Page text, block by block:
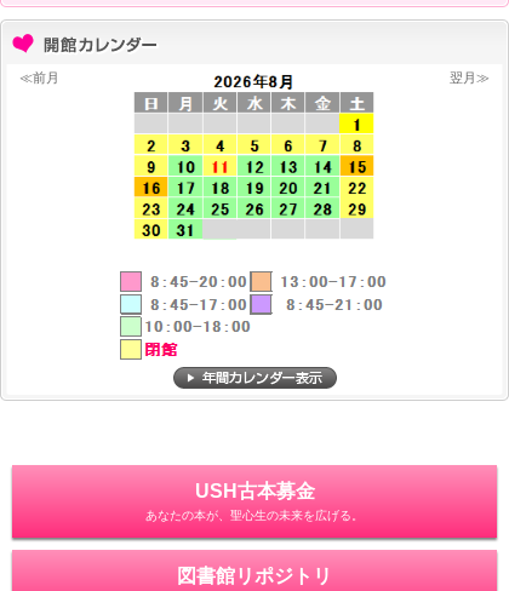
≪前月 翌月≫
USH古本募金
あなたの本が、聖心生の未来を広げる。
図書館リポジトリ